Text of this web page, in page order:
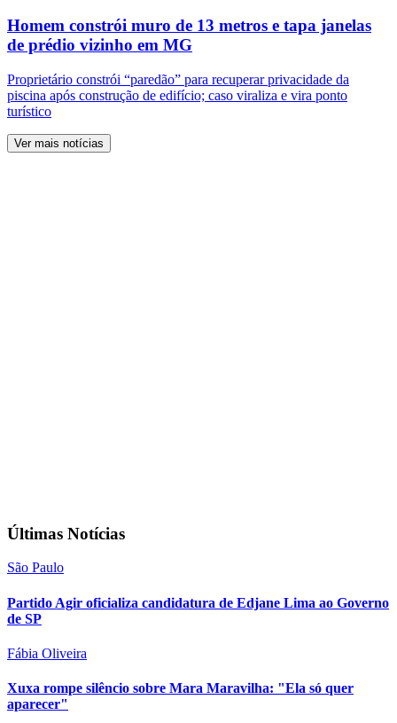
Homem constrói muro de 13 metros e tapa janelas
de prédio vizinho em MG
Proprietário constrói “paredão” para recuperar privacidade da
piscina após construção de edifício; caso viraliza e vira ponto
turístico
Ver mais notícias
Últimas Notícias
São Paulo
Partido Agir oficializa candidatura de Edjane Lima ao Governo
de SP
Fábia Oliveira
Xuxa rompe silêncio sobre Mara Maravilha: "Ela só quer
aparecer"